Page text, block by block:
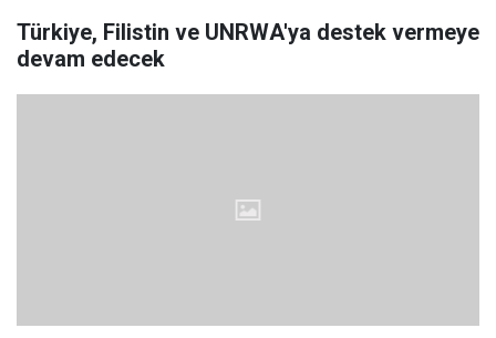
Türkiye, Filistin ve UNRWA'ya destek vermeye
devam edecek